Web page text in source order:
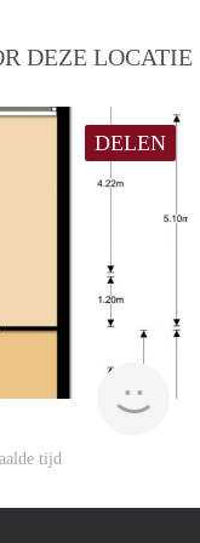
DEZE LOCATIE
DELEN
tijd